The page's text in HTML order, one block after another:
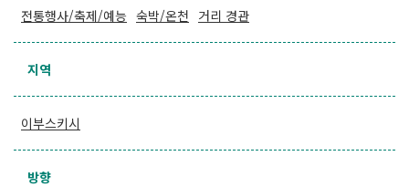
전통행사/축제/예능 숙박/온천 거리 경관
지역
이부스키시
방향